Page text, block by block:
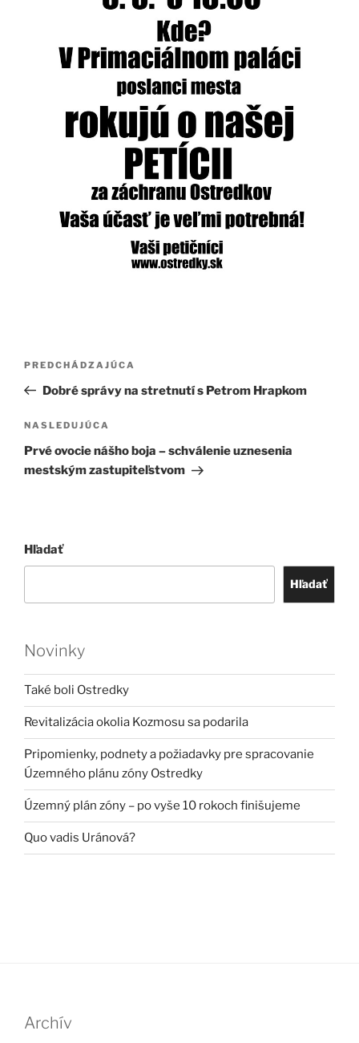
Navigácia
článku
Predchádzajúci
článok
PREDCHÁDZAJÚCA
Dobré správy na stretnutí s Petrom Hrapkom
Ďalší
článok
NASLEDUJÚCA
Prvé ovocie nášho boja – schválenie uznesenia
mestským zastupiteľstvom
Hľadať
Hľadať
Novinky
Také boli Ostredky
Revitalizácia okolia Kozmosu sa podarila
Pripomienky, podnety a požiadavky pre spracovanie
Územného plánu zóny Ostredky
Územný plán zóny – po vyše 10 rokoch finišujeme
Quo vadis Uránová?
Archív